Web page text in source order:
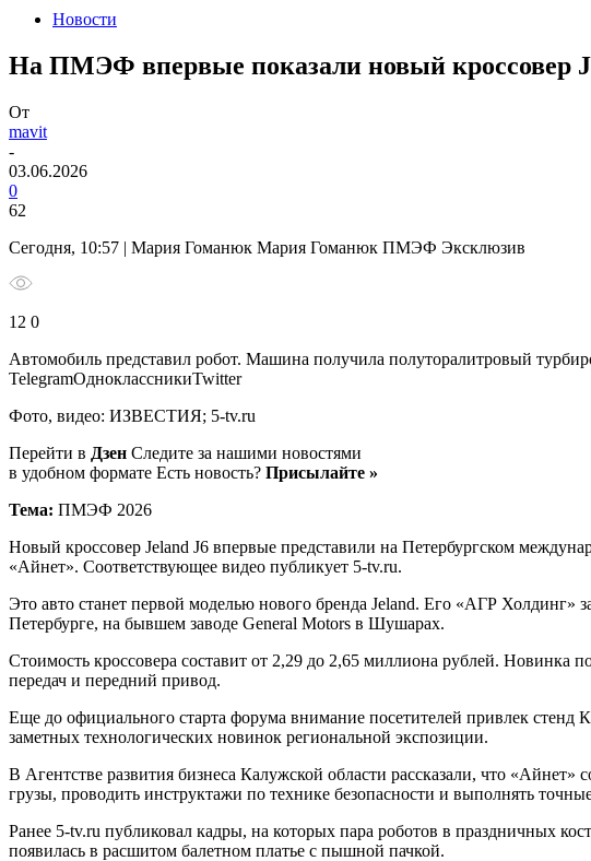
Новости
На ПМЭФ впервые показали новый кроссовер
От
mavit
-
03.06.2026
0
62
Сегодня, 10:57 | Мария Гоманюк Мария Гоманюк ПМЭФ Эксклюзив
12 0
Автомобиль представил робот. Машина получила полуторалитровый
TelegramОдноклассникиTwitter
Фото, видео: ИЗВЕСТИЯ; 5-tv.ru
Перейти в Дзен Следите за нашими новостями
в удобном формате Есть новость? Присылайте »
Тема: ПМЭФ 2026
Новый кроссовер Jeland J6 впервые представили на Петербургском
«Айнет». Соответствующее видео публикует 5-tv.ru.
Это авто станет первой моделью нового бренда Jeland. Его «АГР Холдинг»
Петербурге, на бывшем заводе General Motors в Шушарах.
Стоимость кроссовера составит от 2,29 до 2,65 миллиона рублей.
передач и передний привод.
Еще до официального старта форума внимание посетителей привлек
заметных технологических новинок региональной экспозиции.
В Агентстве развития бизнеса Калужской области рассказали, что
грузы, проводить инструктажи по технике безопасности и выполнять
Ранее 5-tv.ru публиковал кадры, на которых пара роботов в праздничных
появилась в расшитом балетном платье с пышной пачкой.